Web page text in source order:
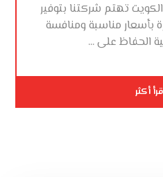
تهتم شركتنا بتوفير
بأسعار مناسبة ومنافسة
الحفاظ على ...
أكثر